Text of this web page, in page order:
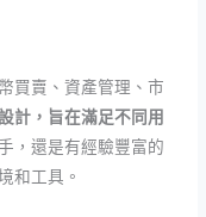
買賣、資產管理、市
計，旨在滿足不同用
，還是有經驗豐富的
和工具。